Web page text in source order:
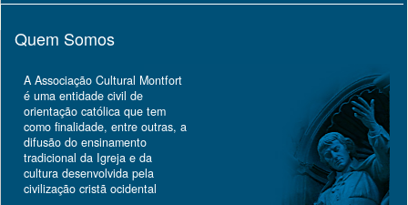
Quem Somos
A Associação Cultural Montfort
é uma entidade civil de
orientação católica que tem
como finalidade, entre outras, a
difusão do ensinamento
tradicional da Igreja e da
cultura desenvolvida pela
civilização cristã ocidental